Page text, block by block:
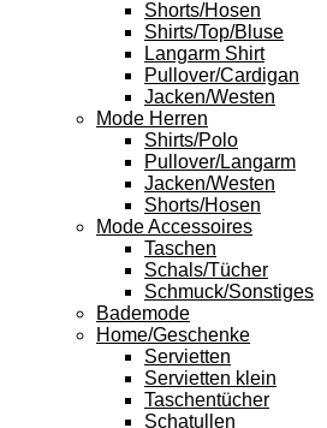
Shorts/Hosen
Shirts/Top/Bluse
Langarm Shirt
Pullover/Cardigan
Jacken/Westen
Mode Herren
Shirts/Polo
Pullover/Langarm
Jacken/Westen
Shorts/Hosen
Mode Accessoires
Taschen
Schals/Tücher
Schmuck/Sonstiges
Bademode
Home/Geschenke
Servietten
Servietten klein
Taschentücher
Schatullen